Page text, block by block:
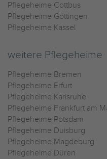
Pflegeheime Cottbus
Pflegeheime Göttingen
Pflegeheime Kassel
weitere Pflegeheime
Pflegeheime Bremen
Pflegeheime Erfurt
Pflegeheime Karlsruhe
Pflegeheime Frankfurt am
Pflegeheime Potsdam
Pflegeheime Duisburg
Pflegeheime Magdeburg
Pflegeheime Düren